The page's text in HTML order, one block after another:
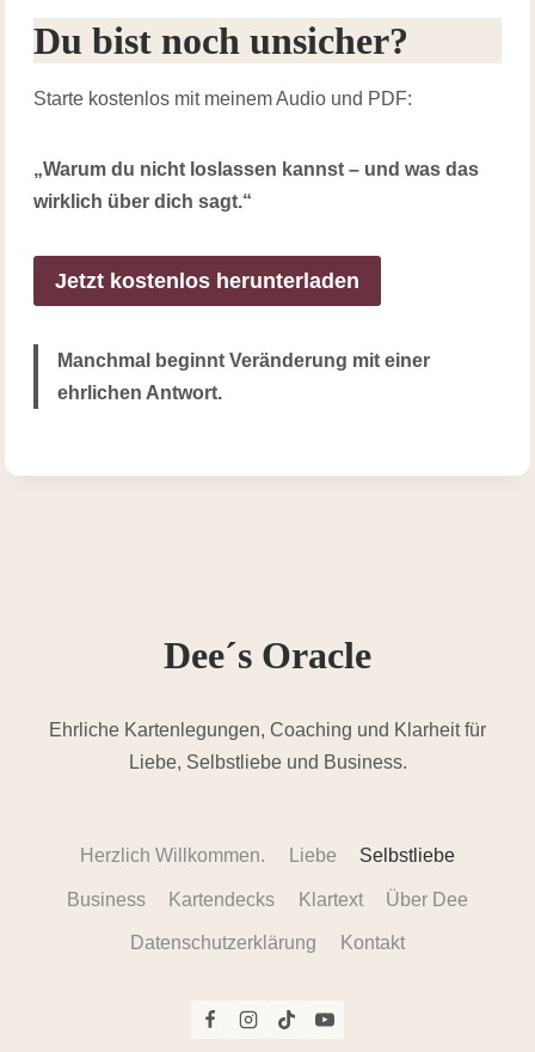
Du bist noch unsicher?
Starte kostenlos mit meinem Audio und PDF:
„Warum du nicht loslassen kannst – und was das
wirklich über dich sagt.“
Jetzt kostenlos herunterladen
Manchmal beginnt Veränderung mit einer
ehrlichen Antwort.
Dee´s Oracle
Ehrliche Kartenlegungen, Coaching und Klarheit für
Liebe, Selbstliebe und Business.
Herzlich Willkommen. Liebe Selbstliebe
Business Kartendecks Klartext Über Dee
Datenschutzerklärung Kontakt